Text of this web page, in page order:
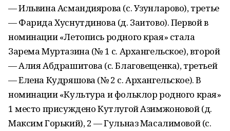
— Ильвина Асмандиярова (с. Узунларово), третье
— Фарида Хуснутдинова (д. Заитово). Первой в
номинации «Летопись родного края» стала
Зарема Муртазина (№ 1 с. Архангельское), второй
— Алия Абдрашитова (с. Благовещенка), третьей
— Елена Кудряшова (№ 2 с. Архангельское). В
номинации «Культура и фольклор родного края»
1 место присуждено Кутлугой Азимжоновой (д.
Максим Горький), 2 — Гульназ Масалимовой (с.